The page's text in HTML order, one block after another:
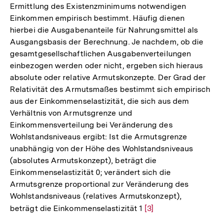
Ermittlung des Existenzminimums notwendigen
Einkommen empirisch bestimmt. Häufig dienen
hierbei die Ausgabenanteile für Nahrungsmittel als
Ausgangsbasis der Berechnung. Je nachdem, ob die
gesamtgesellschaftlichen Ausgabenverteilungen
einbezogen werden oder nicht, ergeben sich hieraus
absolute oder relative Armutskonzepte. Der Grad der
Relativität des Armutsmaßes bestimmt sich empirisch
aus der Einkommenselastizität, die sich aus dem
Verhältnis von Armutsgrenze und
Einkommensverteilung bei Veränderung des
Wohlstandsniveaus ergibt: Ist die Armutsgrenze
unabhängig von der Höhe des Wohlstandsniveaus
(absolutes Armutskonzept), beträgt die
Einkommenselastizität 0; verändert sich die
Armutsgrenze proportional zur Veränderung des
Wohlstandsniveaus (relatives Armutskonzept),
beträgt die Einkommenselastizität 1 Zur
[3]